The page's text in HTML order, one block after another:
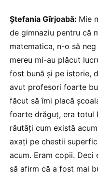
Ștefania Gîrjoabă: Mie
de gimnaziu pentru că
matematica, n-o să
mereu mi-au plăcut
fost bună și pe istorie,
avut profesori foarte
făcut să îmi placă
foarte drăguț, era totul
răutăți cum există
axați pe chestii
acum. Eram copii.
să afirm că a fost mai